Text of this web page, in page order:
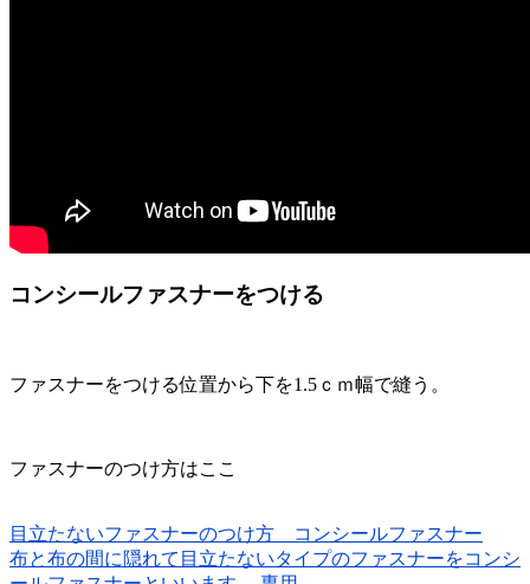
コンシールファスナーをつける
ファスナーをつける位置から下を1.5ｃｍ幅で縫う。
ファスナーのつけ方はここ
目立たないファスナーのつけ方 コンシールファスナー
布と布の間に隠れて目立たないタイプのファスナーをコンシ